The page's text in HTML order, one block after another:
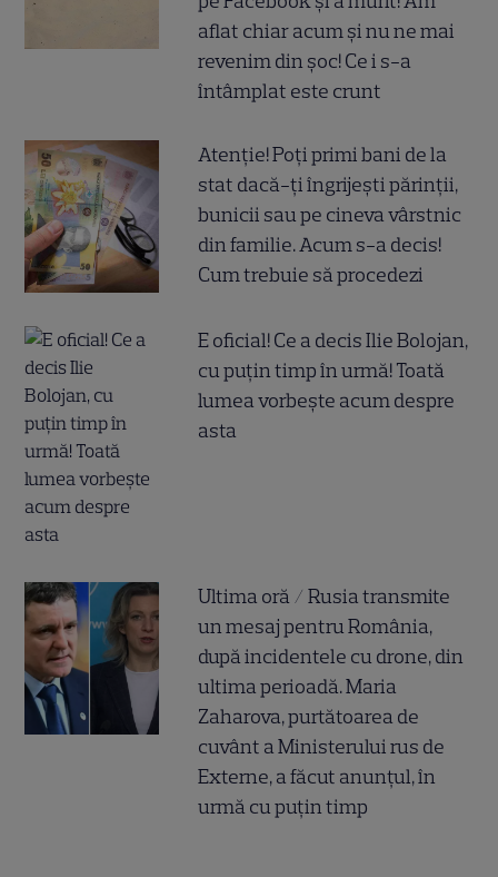
aflat chiar acum și nu ne mai
revenim din șoc! Ce i s-a
întâmplat este crunt
Atenție! Poți primi bani de la
stat dacă-ți îngrijești părinții,
bunicii sau pe cineva vârstnic
din familie. Acum s-a decis!
Cum trebuie să procedezi
E oficial! Ce a decis Ilie Bolojan,
cu puțin timp în urmă! Toată
lumea vorbește acum despre
asta
Ultima oră / Rusia transmite
un mesaj pentru România,
după incidentele cu drone, din
ultima perioadă. Maria
Zaharova, purtătoarea de
cuvânt a Ministerului rus de
Externe, a făcut anunțul, în
urmă cu puțin timp